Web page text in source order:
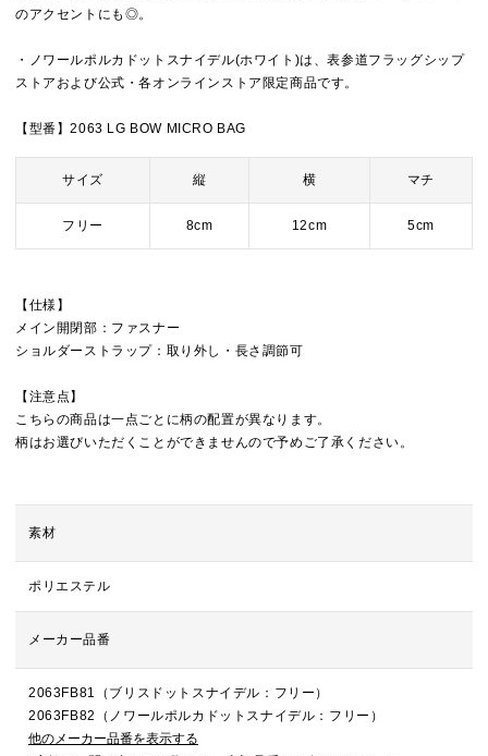
のアクセントにも◎。
・ノワールポルカドットスナイデル(ホワイト)は、表参道フラッグシップ
ストアおよび公式・各オンラインストア限定商品です。
【型番】2063 LG BOW MICRO BAG
サイズ 縦 横 マチ
フリー 8cm 12cm 5cm
【仕様】
メイン開閉部：ファスナー
ショルダーストラップ：取り外し・長さ調節可
【注意点】
こちらの商品は一点ごとに柄の配置が異なります。
柄はお選びいただくことができませんので予めご了承ください。
素材
ポリエステル
メーカー品番
2063FB81（ブリスドットスナイデル：フリー）
2063FB82（ノワールポルカドットスナイデル：フリー）
他のメーカー品番を表示する